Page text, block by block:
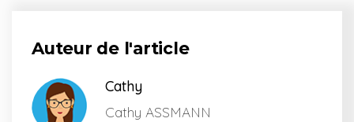
Auteur de l'article
Cathy
Cathy ASSMANN